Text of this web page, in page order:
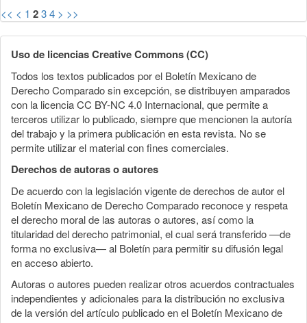
<< < 1 234 > >>
Uso de licencias Creative Commons (CC)
Todos los textos publicados por el Boletín Mexicano de
Derecho Comparado sin excepción, se distribuyen amparados
con la licencia CC BY-NC 4.0 Internacional, que permite a
terceros utilizar lo publicado, siempre que mencionen la autoría
del trabajo y la primera publicación en esta revista. No se
permite utilizar el material con fines comerciales.
Derechos de autoras o autores
De acuerdo con la legislación vigente de derechos de autor el
Boletín Mexicano de Derecho Comparado reconoce y respeta
el derecho moral de las autoras o autores, así como la
titularidad del derecho patrimonial, el cual será transferido —de
forma no exclusiva— al Boletín para permitir su difusión legal
en acceso abierto.
Autoras o autores pueden realizar otros acuerdos contractuales
independientes y adicionales para la distribución no exclusiva
de la versión del artículo publicado en el Boletín Mexicano de